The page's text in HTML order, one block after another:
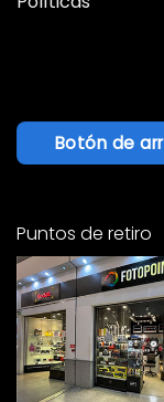
Botón de
Puntos de retiro